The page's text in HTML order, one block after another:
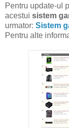
Pentru update-ul
acestui sistem
urmator: Sistem
Pentru alte